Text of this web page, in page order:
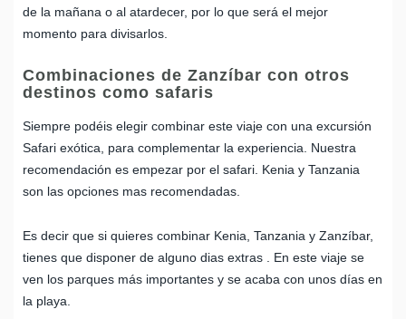
de la mañana o al atardecer, por lo que será el mejor
momento para divisarlos.
Combinaciones de Zanzíbar con otros
destinos como safaris
Siempre podéis elegir combinar este viaje con una excursión
Safari exótica, para complementar la experiencia. Nuestra
recomendación es empezar por el safari. Kenia y Tanzania
son las opciones mas recomendadas.
Es decir que si quieres combinar Kenia, Tanzania y Zanzíbar,
tienes que disponer de alguno dias extras
. En este viaje se
ven los parques más importantes y se acaba con unos días en
la playa.